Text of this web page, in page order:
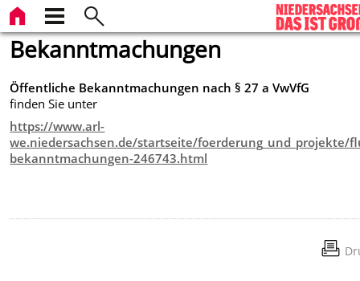
Bekanntmachungen
Öffentliche Bekanntmachungen nach § 27 a VwVfG
finden Sie unter
https://www.arl-
we.niedersachsen.de/startseite/
bekanntmachungen-246743.html